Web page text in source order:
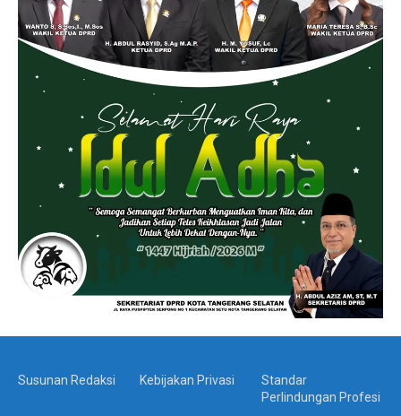
Susunan Redaksi Kebijakan Privasi
Standar
Perlindungan Profesi